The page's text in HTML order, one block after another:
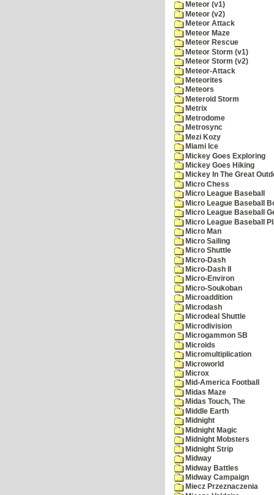
Meteor (v1)
Meteor (v2)
Meteor Attack
Meteor Maze
Meteor Rescue
Meteor Storm (v1)
Meteor Storm (v2)
Meteor-Attack
Meteorites
Meteors
Meteroid Storm
Metrix
Metrodome
Metrosync
Mezi Kozy
Miami Ice
Mickey Goes Exploring
Mickey Goes Hiking
Mickey In The Great
Micro Chess
Micro League Baseball
Micro League Baseball
Micro League Baseball
Micro League Baseball
Micro Man
Micro Sailing
Micro Shuttle
Micro-Dash
Micro-Dash II
Micro-Environ
Micro-Soukoban
Microaddition
Microdash
Microdeal Shuttle
Microdivision
Microgammon SB
Microids
Micromultiplication
Microworld
Microx
Mid-America Football
Midas Maze
Midas Touch, The
Middle Earth
Midnight
Midnight Magic
Midnight Mobsters
Midnight Strip
Midway
Midway Battles
Midway Campaign
Miecz Przeznaczenia